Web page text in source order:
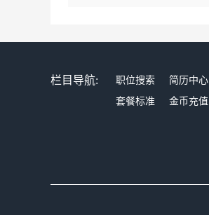
栏目导航: 职位搜索 简历中心
套餐标准
金币充值